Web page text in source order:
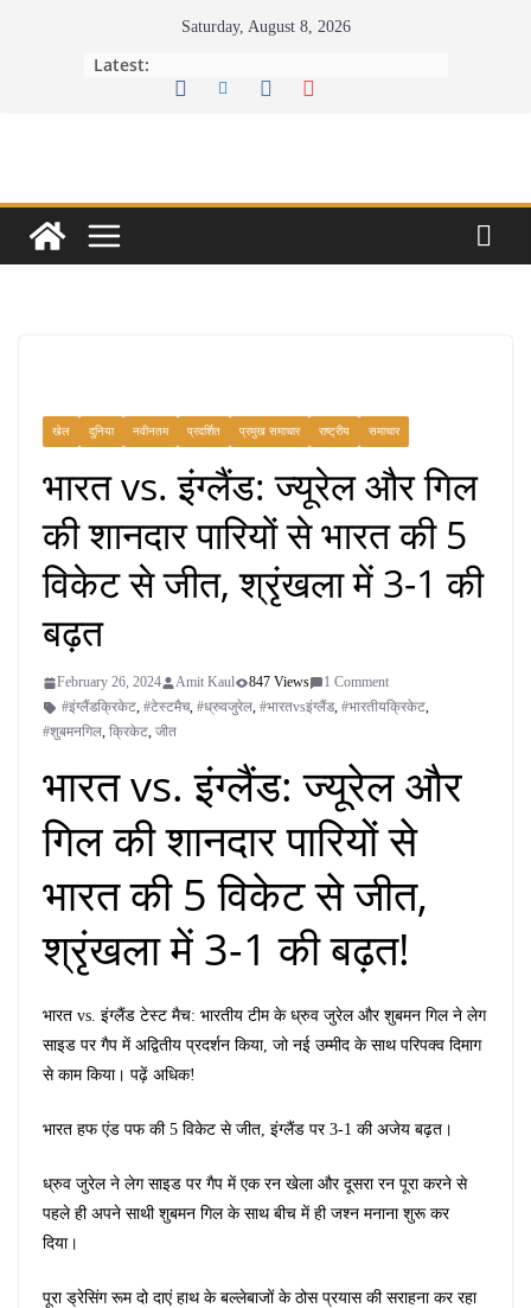
Saturday, August 8, 2026
Latest:
खेल दुनिया नवीनतम प्रदर्शित प्रमुख समाचार राष्ट्रीय समाचार
भारत vs. इंग्लैंड: ज्यूरेल और गिल
की शानदार पारियों से भारत की 5
विकेट से जीत, श्रृंखला में 3-1 की
बढ़त
February 26, 2024 Amit Kaul 847 Views
1 Comment
#इंग्लैंडक्रिकेट, #टेस्टमैच, #ध्रुवजुरेल, #भारतvsइंग्लैंड, #भारतीयक्रिकेट,
#शुबमनगिल, क्रिकेट, जीत
भारत vs. इंग्लैंड: ज्यूरेल और
गिल की शानदार पारियों से
भारत की 5 विकेट से जीत,
श्रृंखला में 3-1 की बढ़त!
भारत vs. इंग्लैंड टेस्ट मैच: भारतीय टीम के ध्रुव जुरेल और शुबमन गिल ने लेग
साइड पर गैप में अद्वितीय प्रदर्शन किया, जो नई उम्मीद के साथ परिपक्व दिमाग
से काम किया। पढ़ें अधिक!
भारत हफ एंड पफ की 5 विकेट से जीत, इंग्लैंड पर 3-1 की अजेय बढ़त।
ध्रुव जुरेल ने लेग साइड पर गैप में एक रन खेला और दूसरा रन पूरा करने से
पहले ही अपने साथी शुबमन गिल के साथ बीच में ही जश्न मनाना शुरू कर
दिया।
पूरा ड्रेसिंग रूम दो दाएं हाथ के बल्लेबाजों के ठोस प्रयास की सराहना कर रहा